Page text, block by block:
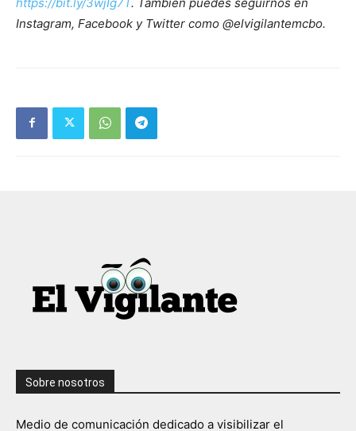
Instagram, Facebook y Twitter como @elvigilantemcbo.
Sobre nosotros
Medio de comunicación dedicado a visibilizar el